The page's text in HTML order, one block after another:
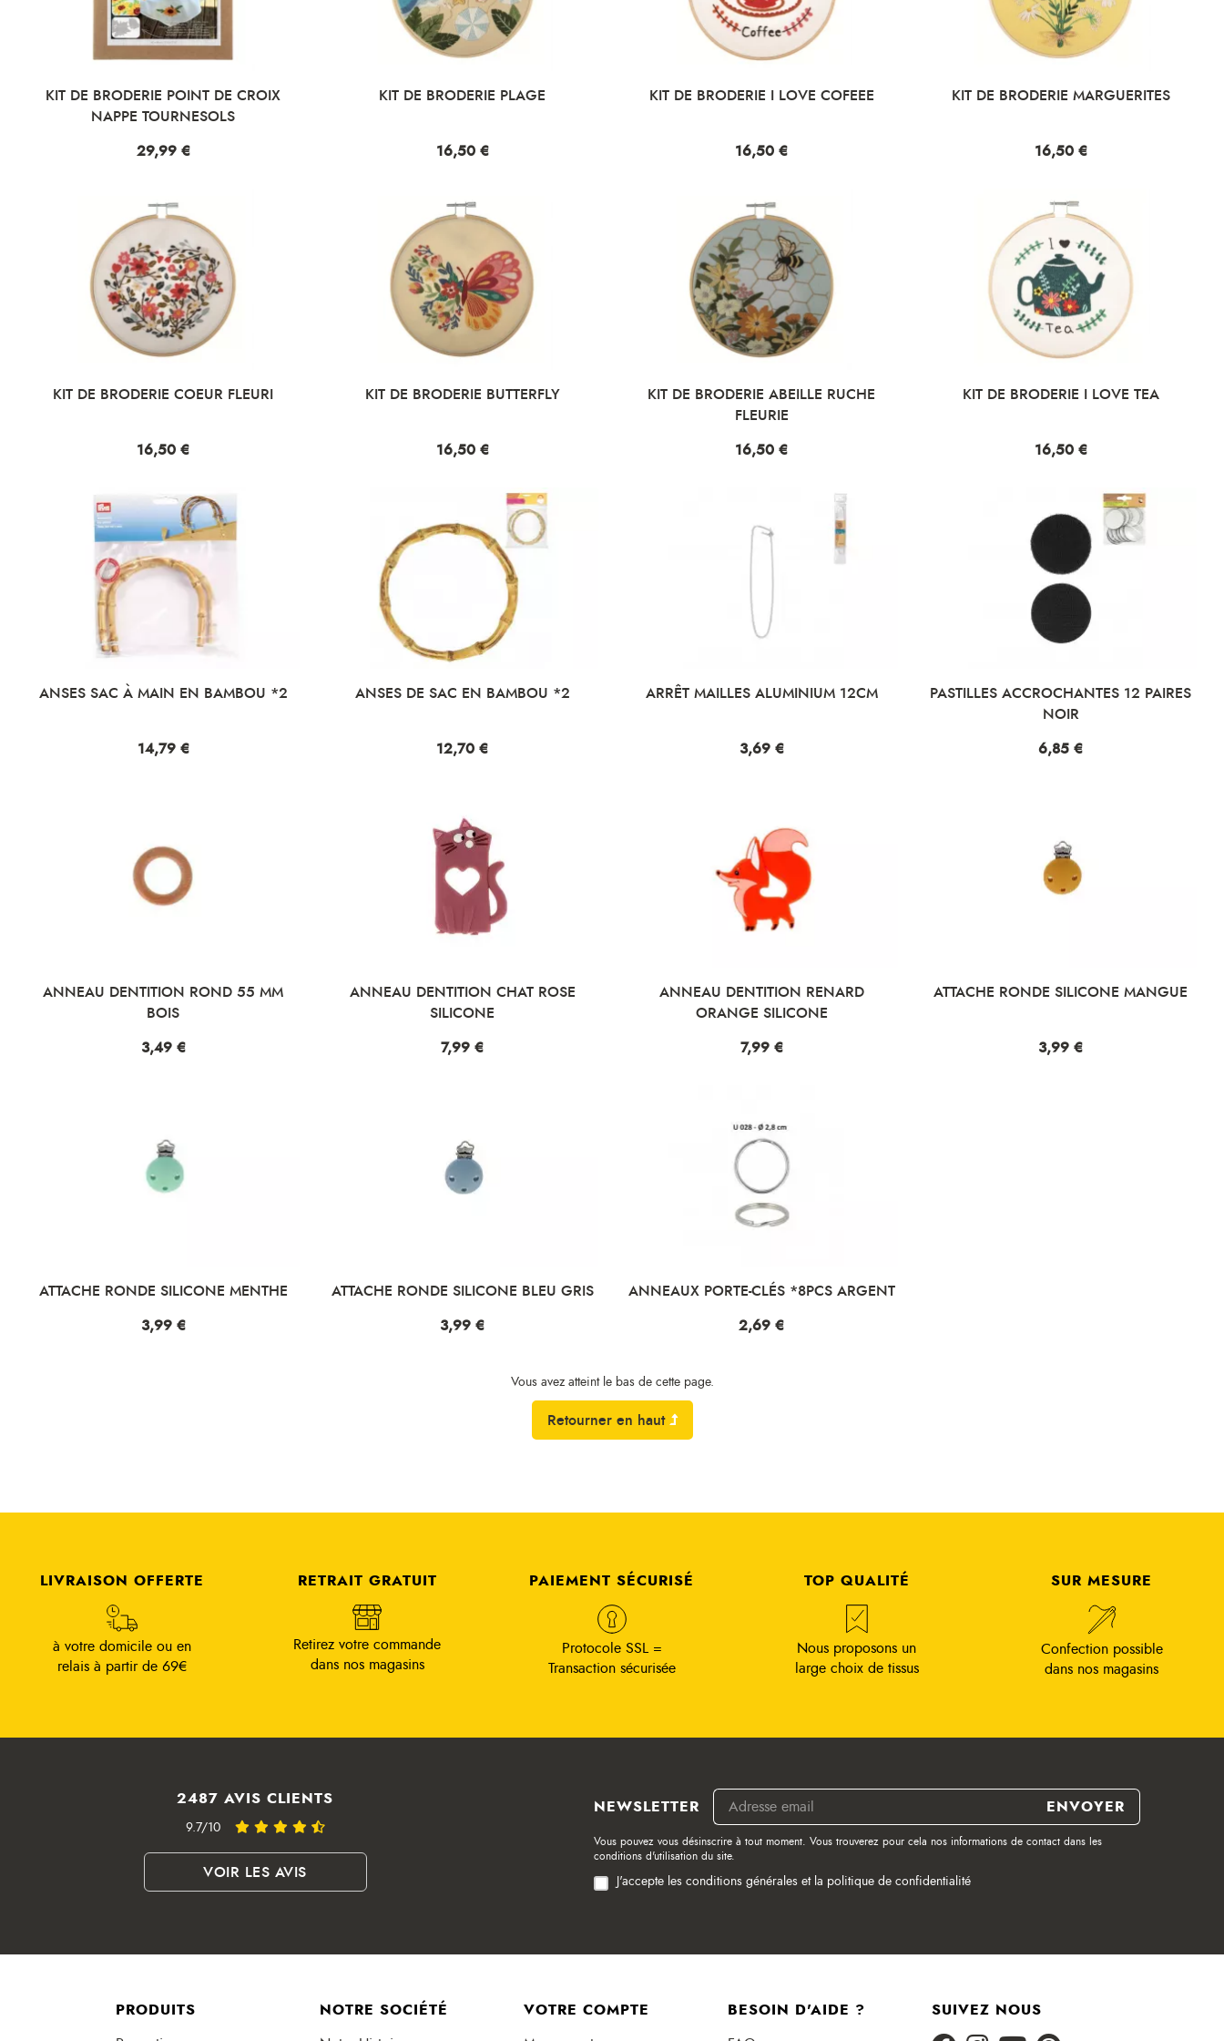
KIT DE BRODERIE POINT DE CROIX
NAPPE TOURNESOLS
Prix
29,99 €
KIT DE BRODERIE PLAGE
Prix
16,50 €
KIT DE BRODERIE I LOVE COFEEE
Prix
16,50 €
KIT DE BRODERIE MARGUERITES
Prix
16,50 €
KIT DE BRODERIE COEUR FLEURI
Prix
16,50 €
KIT DE BRODERIE BUTTERFLY
Prix
16,50 €
KIT DE BRODERIE ABEILLE RUCHE
FLEURIE
Prix
16,50 €
KIT DE BRODERIE I LOVE TEA
Prix
16,50 €
ANSES SAC À MAIN EN BAMBOU *2
Prix
14,79 €
ANSES DE SAC EN BAMBOU *2
Prix
12,70 €
ARRÊT MAILLES ALUMINIUM 12CM
Prix
3,69 €
PASTILLES ACCROCHANTES 12 PAIRES
NOIR
Prix
6,85 €
ANNEAU DENTITION ROND 55 MM
BOIS
Prix
3,49 €
ANNEAU DENTITION CHAT ROSE
SILICONE
Prix
7,99 €
ANNEAU DENTITION RENARD
ORANGE SILICONE
Prix
7,99 €
ATTACHE RONDE SILICONE MANGUE
Prix
3,99 €
ATTACHE RONDE SILICONE MENTHE
Prix
3,99 €
ATTACHE RONDE SILICONE BLEU GRIS
Prix
3,99 €
ANNEAUX PORTE-CLÉS *8PCS ARGENT
Prix
2,69 €
Vous avez atteint le bas de cette page.
Retourner en haut
LIVRAISON OFFERTE
à votre domicile ou en
relais à partir de 69€
RETRAIT GRATUIT
Retirez votre commande
dans nos magasins
PAIEMENT SÉCURISÉ
Protocole SSL =
Transaction sécurisée
TOP QUALITÉ
Nous proposons un
large choix de tissus
SUR MESURE
Confection possible
dans nos magasins
2487 AVIS CLIENTS
9.7/10
VOIR LES AVIS
NEWSLETTER
Vous pouvez vous désinscrire à tout moment. Vous trouverez pour cela nos informations de contact dans les
conditions d'utilisation du site.
J'accepte les conditions générales et la politique de confidentialité
PRODUITS NOTRE SOCIÉTÉ VOTRE COMPTE BESOIN D'AIDE ? SUIVEZ NOUS